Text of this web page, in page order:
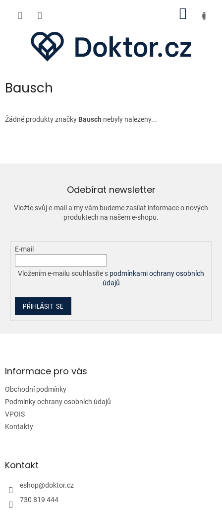
Bausch
Žádné produkty značky Bausch nebyly nalezeny...
Odebírat newsletter
Vložte svůj e-mail a my vám budeme zasílat informace o nových
produktech na našem e-shopu.
E-mail
Vložením e-mailu souhlasíte s podmínkami ochrany osobních
údajů
PŘIHLÁSIT SE
aInformace pro vás
Obchodní podmínky
Podmínky ochrany osobních údajů
VPOIS
Kontakty
Kontakt
eshop@doktor.cz
730 819 444